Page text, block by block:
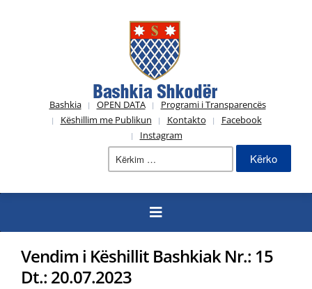
Bashkia OPEN DATA
Programi i Transparencës
Këshillim me Publikun
Kontakto
Facebook
Instagram
Kërko
Vendim i Këshillit Bashkiak Nr.: 15
Dt.: 20.07.2023